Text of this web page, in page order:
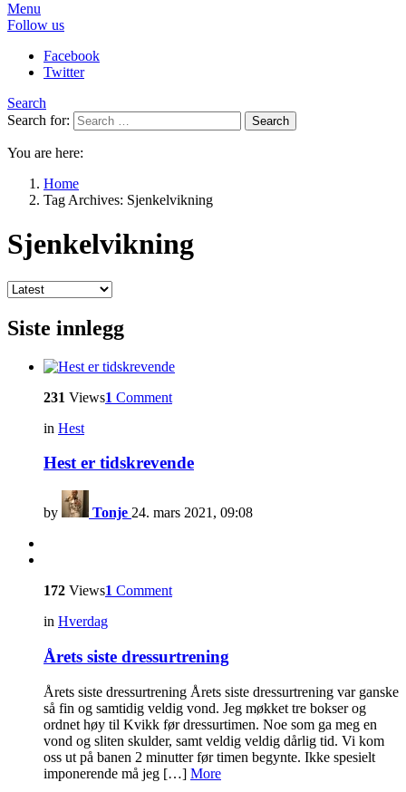
Menu
Follow us
Facebook
Twitter
Search
Search for:
Search
You are here:
Home
Tag Archives: Sjenkelvikning
Sjenkelvikning
Siste innlegg
231 Views1 Comment
in Hest
Hest er tidskrevende
by Tonje 24. mars 2021, 09:08
172 Views1 Comment
in Hverdag
Årets siste dressurtrening
Årets siste dressurtrening Årets siste dressurtrening var ganske
så fin og samtidig veldig vond. Jeg møkket tre bokser og
ordnet høy til Kvikk før dressurtimen. Noe som ga meg en
vond og sliten skulder, samt veldig veldig dårlig tid. Vi kom
oss ut på banen 2 minutter før timen begynte. Ikke spesielt
imponerende må jeg […] More